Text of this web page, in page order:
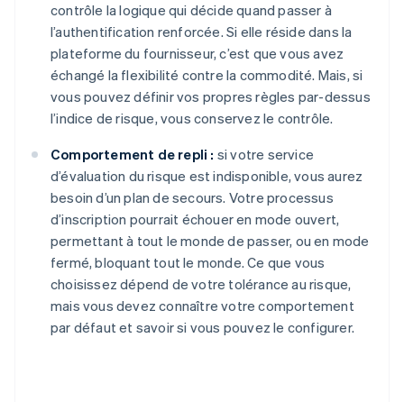
contrôle la logique qui décide quand passer à
l’authentification renforcée. Si elle réside dans la
plateforme du fournisseur, c’est que vous avez
échangé la flexibilité contre la commodité. Mais, si
vous pouvez définir vos propres règles par-dessus
l’indice de risque, vous conservez le contrôle.
Comportement de repli : si votre service
d’évaluation du risque est indisponible, vous aurez
besoin d’un plan de secours. Votre processus
d’inscription pourrait échouer en mode ouvert,
permettant à tout le monde de passer, ou en mode
fermé, bloquant tout le monde. Ce que vous
choisissez dépend de votre tolérance au risque,
mais vous devez connaître votre comportement
par défaut et savoir si vous pouvez le configurer.